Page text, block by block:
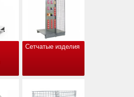
Сетчатые изделия